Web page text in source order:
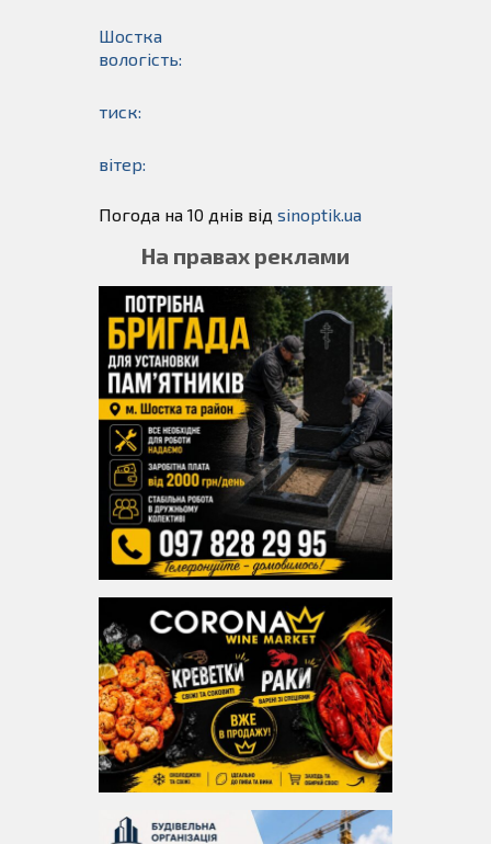
Шостка
вологість:
тиск:
вітер:
Погода на 10 днів від sinoptik.ua
На правах реклами